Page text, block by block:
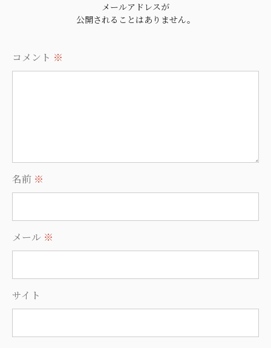
メールアドレスが
公開されることはありません。
コメント ※
名前 ※
メール ※
サイト